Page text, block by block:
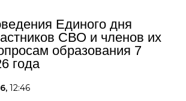
Единого дня
СВО и членов их
образования 7
года
12:46